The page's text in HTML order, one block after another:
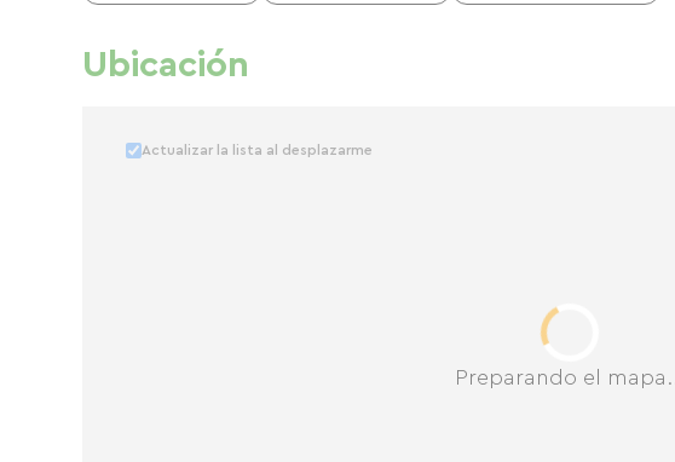
Ubicación
Preparando el mapa...
Actualizar la lista al desplazarme